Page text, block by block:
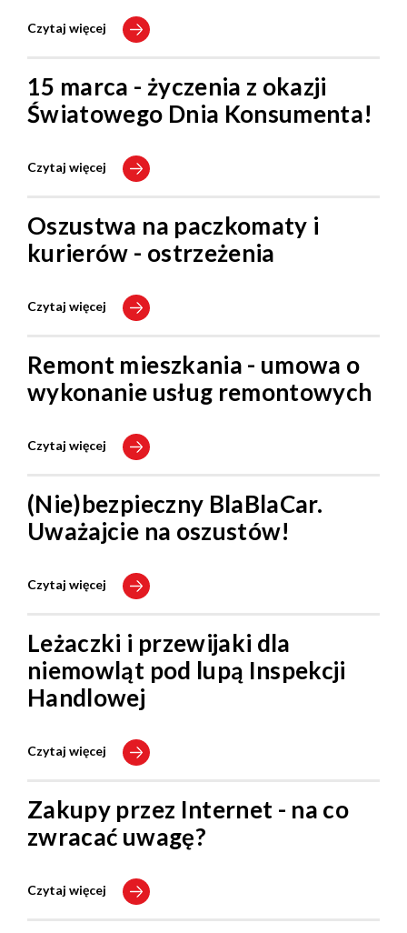
Czytaj więcej
15 marca - życzenia z okazji
Światowego Dnia Konsumenta!
Czytaj więcej
Oszustwa na paczkomaty i
kurierów - ostrzeżenia
Czytaj więcej
Remont mieszkania - umowa o
wykonanie usług remontowych
Czytaj więcej
(Nie)bezpieczny BlaBlaCar.
Uważajcie na oszustów!
Czytaj więcej
Leżaczki i przewijaki dla
niemowląt pod lupą Inspekcji
Handlowej
Czytaj więcej
Zakupy przez Internet - na co
zwracać uwagę?
Czytaj więcej